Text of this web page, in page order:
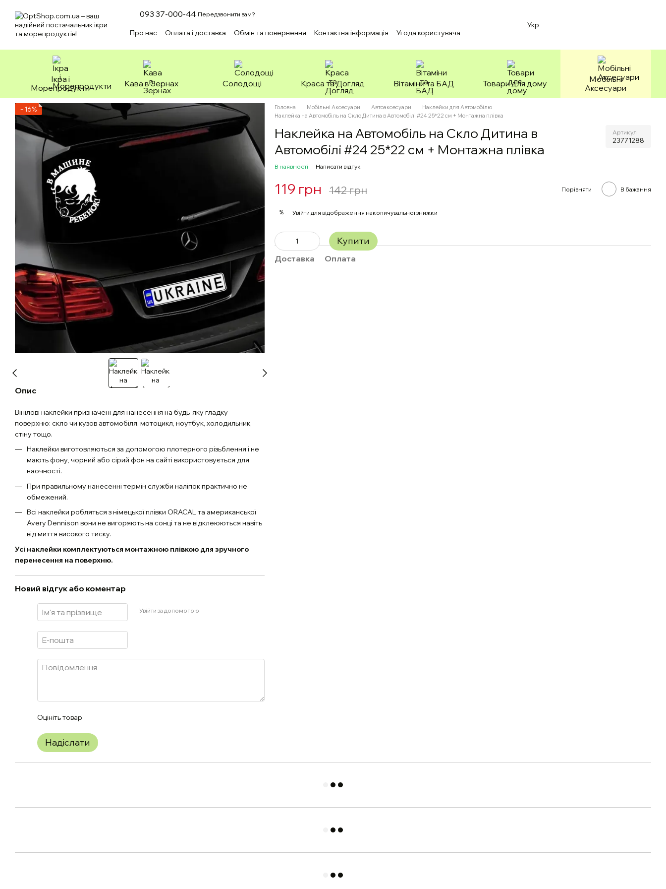
093 37-000-44 Передзвонити вам?
Про нас Оплата і доставка Обмін та повернення Контактна інформація
Угода користувача
Укр
Ікра і
Морепродукти
Кава в Зернах Солодощі Краса та Догляд Вітаміни та БАД Товари для дому
Мобільні
Аксесуари
−16%
Опис
Вінілові наклейки призначені для нанесення на будь-яку гладку
поверхню: скло чи кузов автомобіля, мотоцикл, ноутбук, холодильник,
стіну тощо.
Наклейки виготовляються за допомогою плотерного різьблення і не
мають фону, чорний або сірий фон на сайті використовується для
наочності.
При правильному нанесенні термін служби наліпок практично не
обмежений.
Всі наклейки робляться з німецької плівки ORACAL та американської
Avery Dennison вони не вигоряють на сонці та не відклеюються навіть
від миття високого тиску.
Усі наклейки комплектуються монтажною плівкою для зручного
перенесення на поверхню.
Новий відгук або коментар
Увійти за допомогою
Оцініть товар
Надіслати
Головна Мобільні Аксесуари Автоаксесуари
Наклейки для Автомобілю
Наклейка на Автомобіль на Скло Дитина в Автомобілі #24 25*22 см + Монтажна плівка
Наклейка на Автомобіль на Скло Дитина в
Автомобілі #24 25*22 см + Монтажна плівка
Артикул
23771288
В наявності Написати відгук
119 грн 142 грн Порівняти В бажання
% Увійти для відображення накопичувальної знижки
Купити
Доставка Оплата